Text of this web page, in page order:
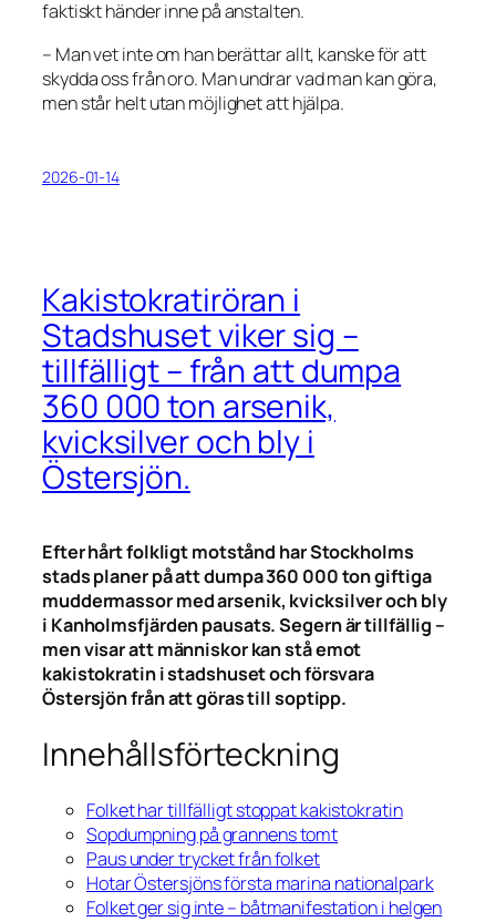
faktiskt händer inne på anstalten.
– Man vet inte om han berättar allt, kanske för att
skydda oss från oro. Man undrar vad man kan göra,
men står helt utan möjlighet att hjälpa.
2026-01-14
Kakistokratiröran i
Stadshuset viker sig –
tillfälligt – från att dumpa
360 000 ton arsenik,
kvicksilver och bly i
Östersjön.
Efter hårt folkligt motstånd har Stockholms
stads planer på att dumpa 360 000 ton giftiga
muddermassor med arsenik, kvicksilver och bly
i Kanholmsfjärden pausats. Segern är tillfällig –
men visar att människor kan stå emot
kakistokratin i stadshuset och försvara
Östersjön från att göras till soptipp.
Innehållsförteckning
Folket har tillfälligt stoppat kakistokratin
Sopdumpning på grannens tomt
Paus under trycket från folket
Hotar Östersjöns första marina nationalpark
Folket ger sig inte – båtmanifestation i helgen